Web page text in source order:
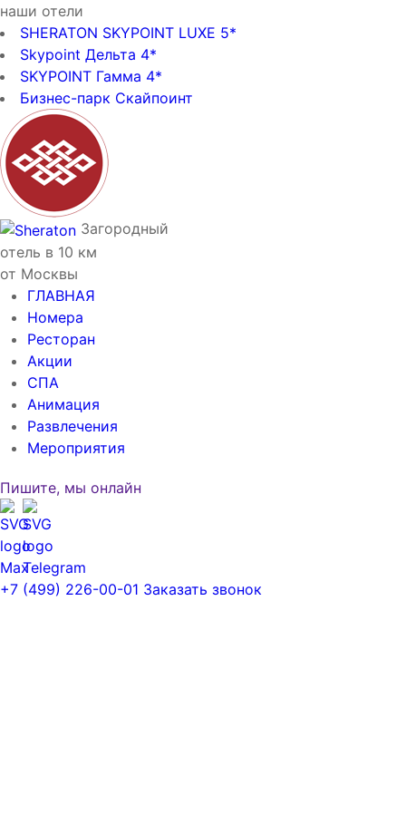
наши отели
SHERATON SKYPOINT LUXE 5*
Skypoint Дельта 4*
SKYPOINT Гамма 4*
Бизнес-парк Скайпоинт
Загородный
отель в 10 км
от Москвы
ГЛАВНАЯ
Номера
Ресторан
Акции
СПА
Анимация
Развлечения
Мероприятия
Пишите, мы онлайн
+7 (499) 226-00-01 Заказать звонок
Заказать звонок